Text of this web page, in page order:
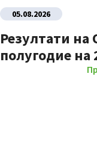
05.08.2026
Резултати на
полугодие на